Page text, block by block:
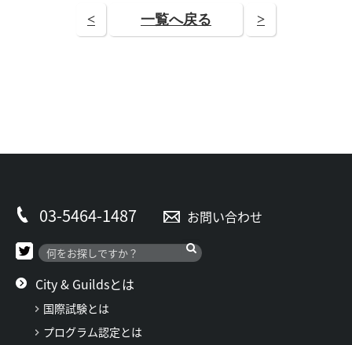
< 一覧へ戻る >
03-5464-1487 お問い合わせ
City & Guildsとは
国際試験とは
プログラム認定とは